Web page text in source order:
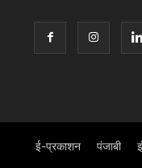
ई-प्रकाशन पंजाबी